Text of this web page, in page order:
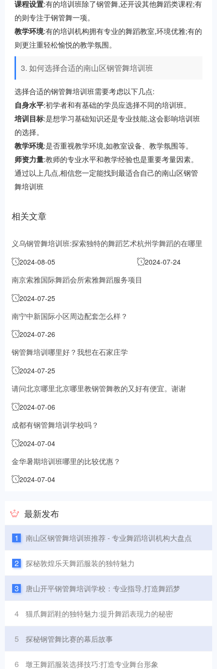
课程设置:有的培训班除了钢管舞,还开设其他舞蹈类课程;有
的则专注于钢管舞一项。
教学环境:有的培训机构拥有专业的舞蹈教室,环境优雅;有的
则更注重轻松愉悦的教学氛围。
3. 如何选择合适的南山区钢管舞培训班
选择合适的钢管舞培训班需要考虑以下几点:
自身水平:初学者和有基础的学员应选择不同的培训班。
培训目标:是想学习基础知识还是专业技能,这会影响培训班
的选择。
教学环境:是否重视教学环境,如教室设备、教学氛围等。
师资力量:教师的专业水平和教学经验也是重要考量因素。
通过以上几点,相信您一定能找到最适合自己的南山区钢管
舞培训班
相关文章
义乌钢管舞培训班:探索独特的舞蹈艺术
2024-08-05
杭州学舞蹈的在哪里
2024-07-24
南京索雅国际舞蹈会所索雅舞蹈服务项目
2024-07-25
南宁中新国际小区周边配套怎么样？
2024-07-26
钢管舞培训哪里好？我想在石家庄学
2024-07-25
请问北京哪里北京哪里教钢管舞教的又好有便宜。谢谢
2024-07-06
成都有钢管舞培训学校吗？
2024-07-04
金华暑期培训班哪里的比较优惠？
2024-07-04
最新发布
1 南山区钢管舞培训班推荐 - 专业舞蹈培训机构大盘点
2 探秘敦煌乐天舞蹈服装的独特魅力
3 唐山开平钢管舞培训学校：专业指导,打造舞蹈梦
4 猫爪舞蹈鞋的独特魅力:提升舞蹈表现力的秘密
5 探秘钢管舞比赛的幕后故事
6 墩王舞蹈服装选择技巧:打造专业舞台形象